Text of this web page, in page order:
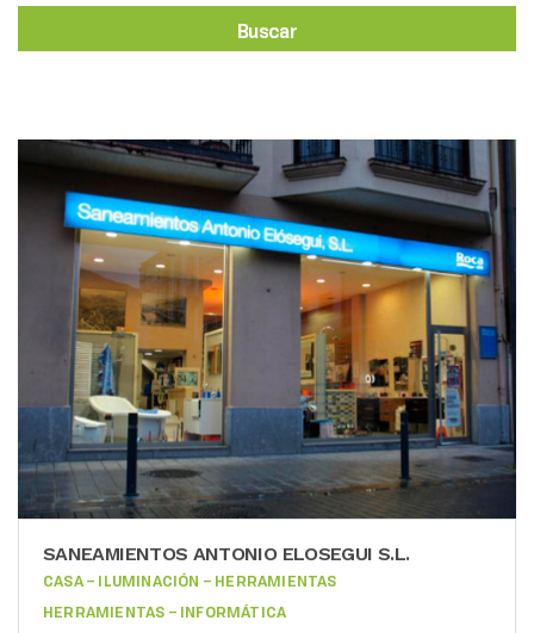
Buscar
SANEAMIENTOS ANTONIO ELOSEGUI S.L.
CASA – ILUMINACIÓN – HERRAMIENTAS
HERRAMIENTAS – INFORMÁTICA